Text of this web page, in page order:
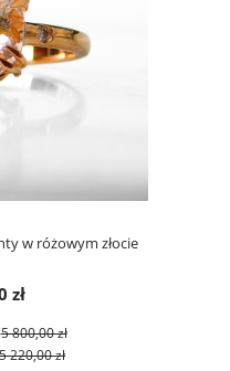
w różowym złocie
zł
5 800,00 zł
5 220,00 zł